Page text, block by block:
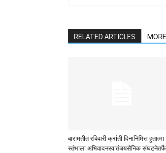
RELATED ARTICLES
बारामतीत रविवारी क्रांती दिनानिमित्त हुतात्मा
स्तंभाला अभिवादनस्वातंत्र्यसैनिक संघटनेतर्फे